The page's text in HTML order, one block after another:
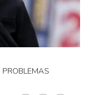
PROBLEMAS